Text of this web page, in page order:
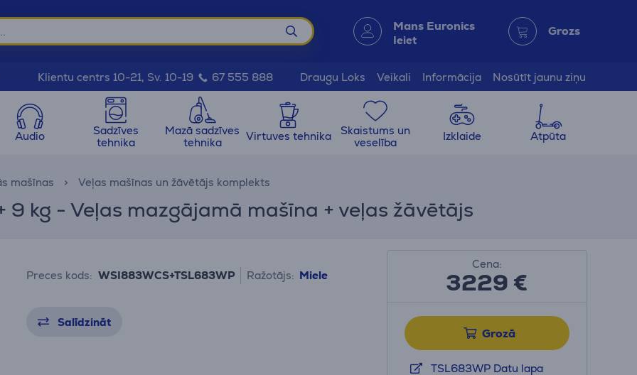
Mans Euronics
Ieiet
Grozs
Klientu centrs 10-21, Sv. 10-19 67 555 888 Draugu Loks Veikali Informācija Nosūtīt jaunu ziņu
Audio
Sadzīves
tehnika
Mazā sadzīves
tehnika
Virtuves tehnika
Skaistums un
veselība
Izklaide Atpūta
mašīnas Veļas mašīnas un žāvētājs komplekts
9 kg - Veļas mazgājamā mašīna + veļas žāvētājs
Preces kods: WSI883WCS+TSL683WP Ražotājs: Miele
Salīdzināt
Cena:
3229 €
Grozā
TSL683WP Datu lapa